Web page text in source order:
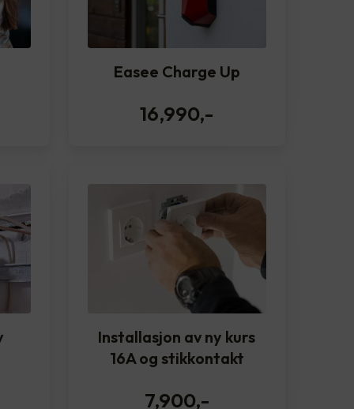
Easee Charge Up
16,990,-
Installasjon av ny kurs
16A og stikkontakt
7,900,-